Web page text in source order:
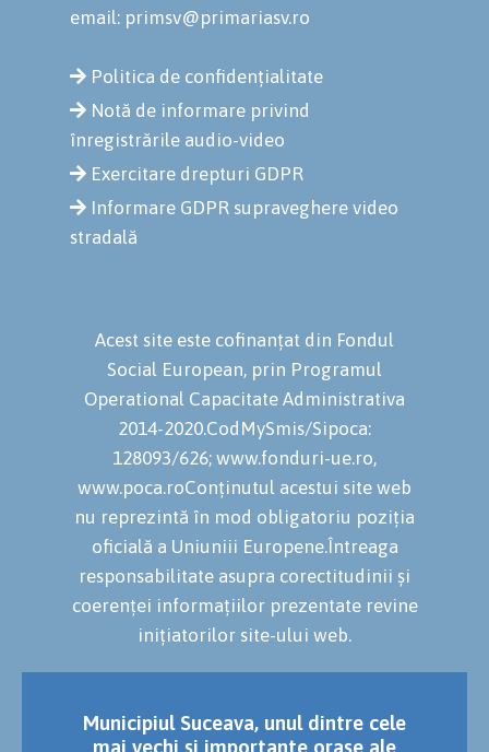
email: primsv@primariasv.ro
Politica de confidențialitate
Notă de informare privind
înregistrările audio-video
Exercitare drepturi GDPR
Informare GDPR supraveghere video
stradală
Acest site este cofinanțat din Fondul
Social European, prin Programul
Operational Capacitate Administrativa
2014-2020.CodMySmis/Sipoca:
128093/626; www.fonduri-ue.ro,
www.poca.roConținutul acestui site web
nu reprezintă în mod obligatoriu poziția
oficială a Uniuniii Europene.Întreaga
responsabilitate asupra corectitudinii și
coerenței informațiilor prezentate revine
inițiatorilor site-ului web.
Municipiul Suceava, unul dintre cele
mai vechi și importante orașe ale